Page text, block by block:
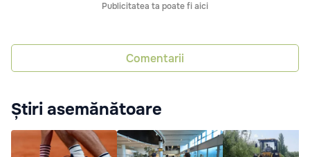
Publicitatea ta poate fi aici
Comentarii
Știri asemănătoare